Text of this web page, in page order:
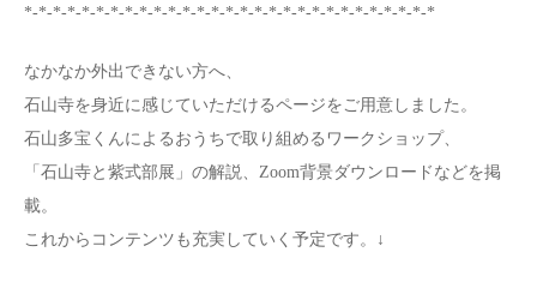
*-*-*-*-*-*-*-*-*-*-*-*-*-*-*-*-*-*-*-*-*-*-*-*-*-*-*-*-*
なかなか外出できない方へ、
石山寺を身近に感じていただけるページをご用意しました。
石山多宝くんによるおうちで取り組めるワークショップ、
「石山寺と紫式部展」の解説、Zoom背景ダウンロードなどを掲
載。
これからコンテンツも充実していく予定です。↓